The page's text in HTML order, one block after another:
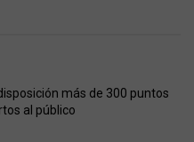
más de 300 puntos
al público